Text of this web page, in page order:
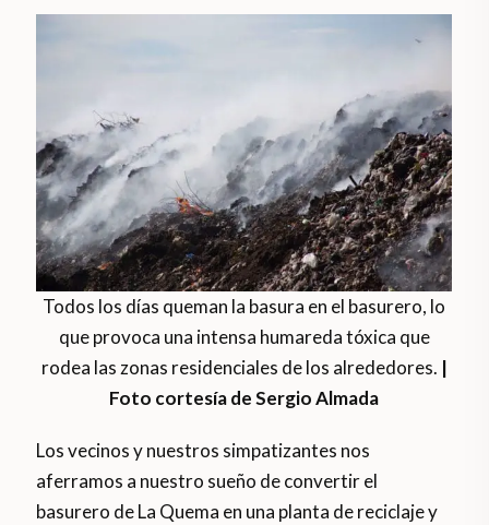
Todos los días queman la basura en el basurero, lo
que provoca una intensa humareda tóxica que
rodea las zonas residenciales de los alrededores. |
Foto cortesía de Sergio Almada
Los vecinos y nuestros simpatizantes nos
aferramos a nuestro sueño de convertir el
basurero de La Quema en una planta de reciclaje y